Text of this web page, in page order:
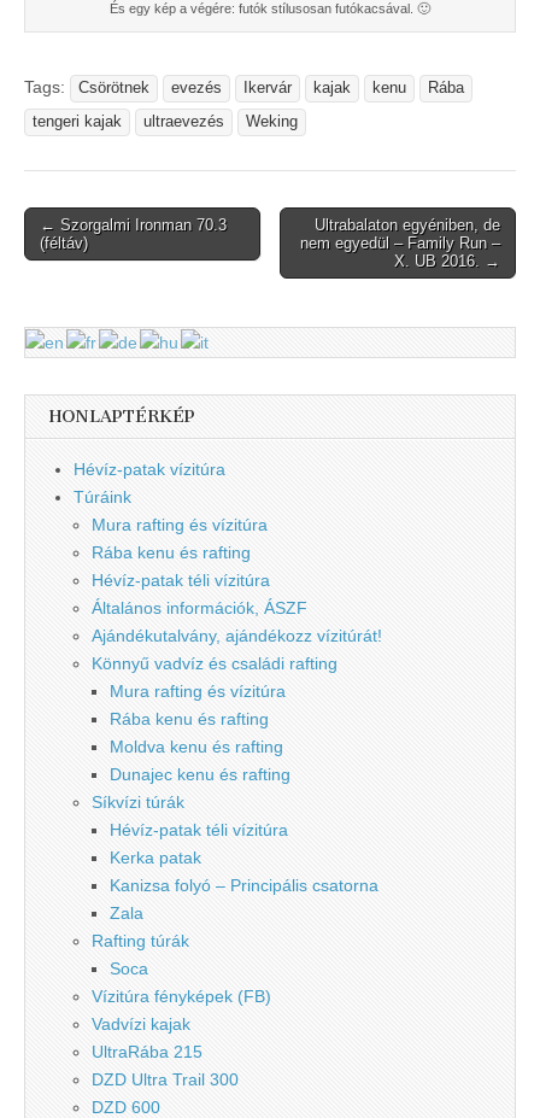
És egy kép a végére: futók stílusosan futókacsával. 🙂
Tags: Csörötnek evezés Ikervár kajak kenu
Rába
tengeri kajak
ultraevezés Weking
Post
navigation
← Szorgalmi Ironman 70.3
(féltáv)
Ultrabalaton egyéniben, de
nem egyedül – Family Run –
X. UB 2016. →
HONLAPTÉRKÉP
Hévíz-patak vízitúra
Túráink
Mura rafting és vízitúra
Rába kenu és rafting
Hévíz-patak téli vízitúra
Általános információk, ÁSZF
Ajándékutalvány, ajándékozz vízitúrát!
Könnyű vadvíz és családi rafting
Mura rafting és vízitúra
Rába kenu és rafting
Moldva kenu és rafting
Dunajec kenu és rafting
Síkvízi túrák
Hévíz-patak téli vízitúra
Kerka patak
Kanizsa folyó – Principális csatorna
Zala
Rafting túrák
Soca
Vízitúra fényképek (FB)
Vadvízi kajak
UltraRába 215
DZD Ultra Trail 300
DZD 600